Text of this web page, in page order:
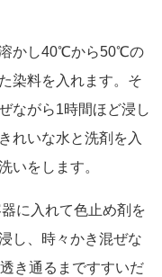
溶かし40℃から50℃の
染料を入れます。そ
ながら1時間ほど浸し
れいな水と洗剤を入
いをします。
に入れて色止め剤を
し、時々かき混ぜな
き通るまですすいだ